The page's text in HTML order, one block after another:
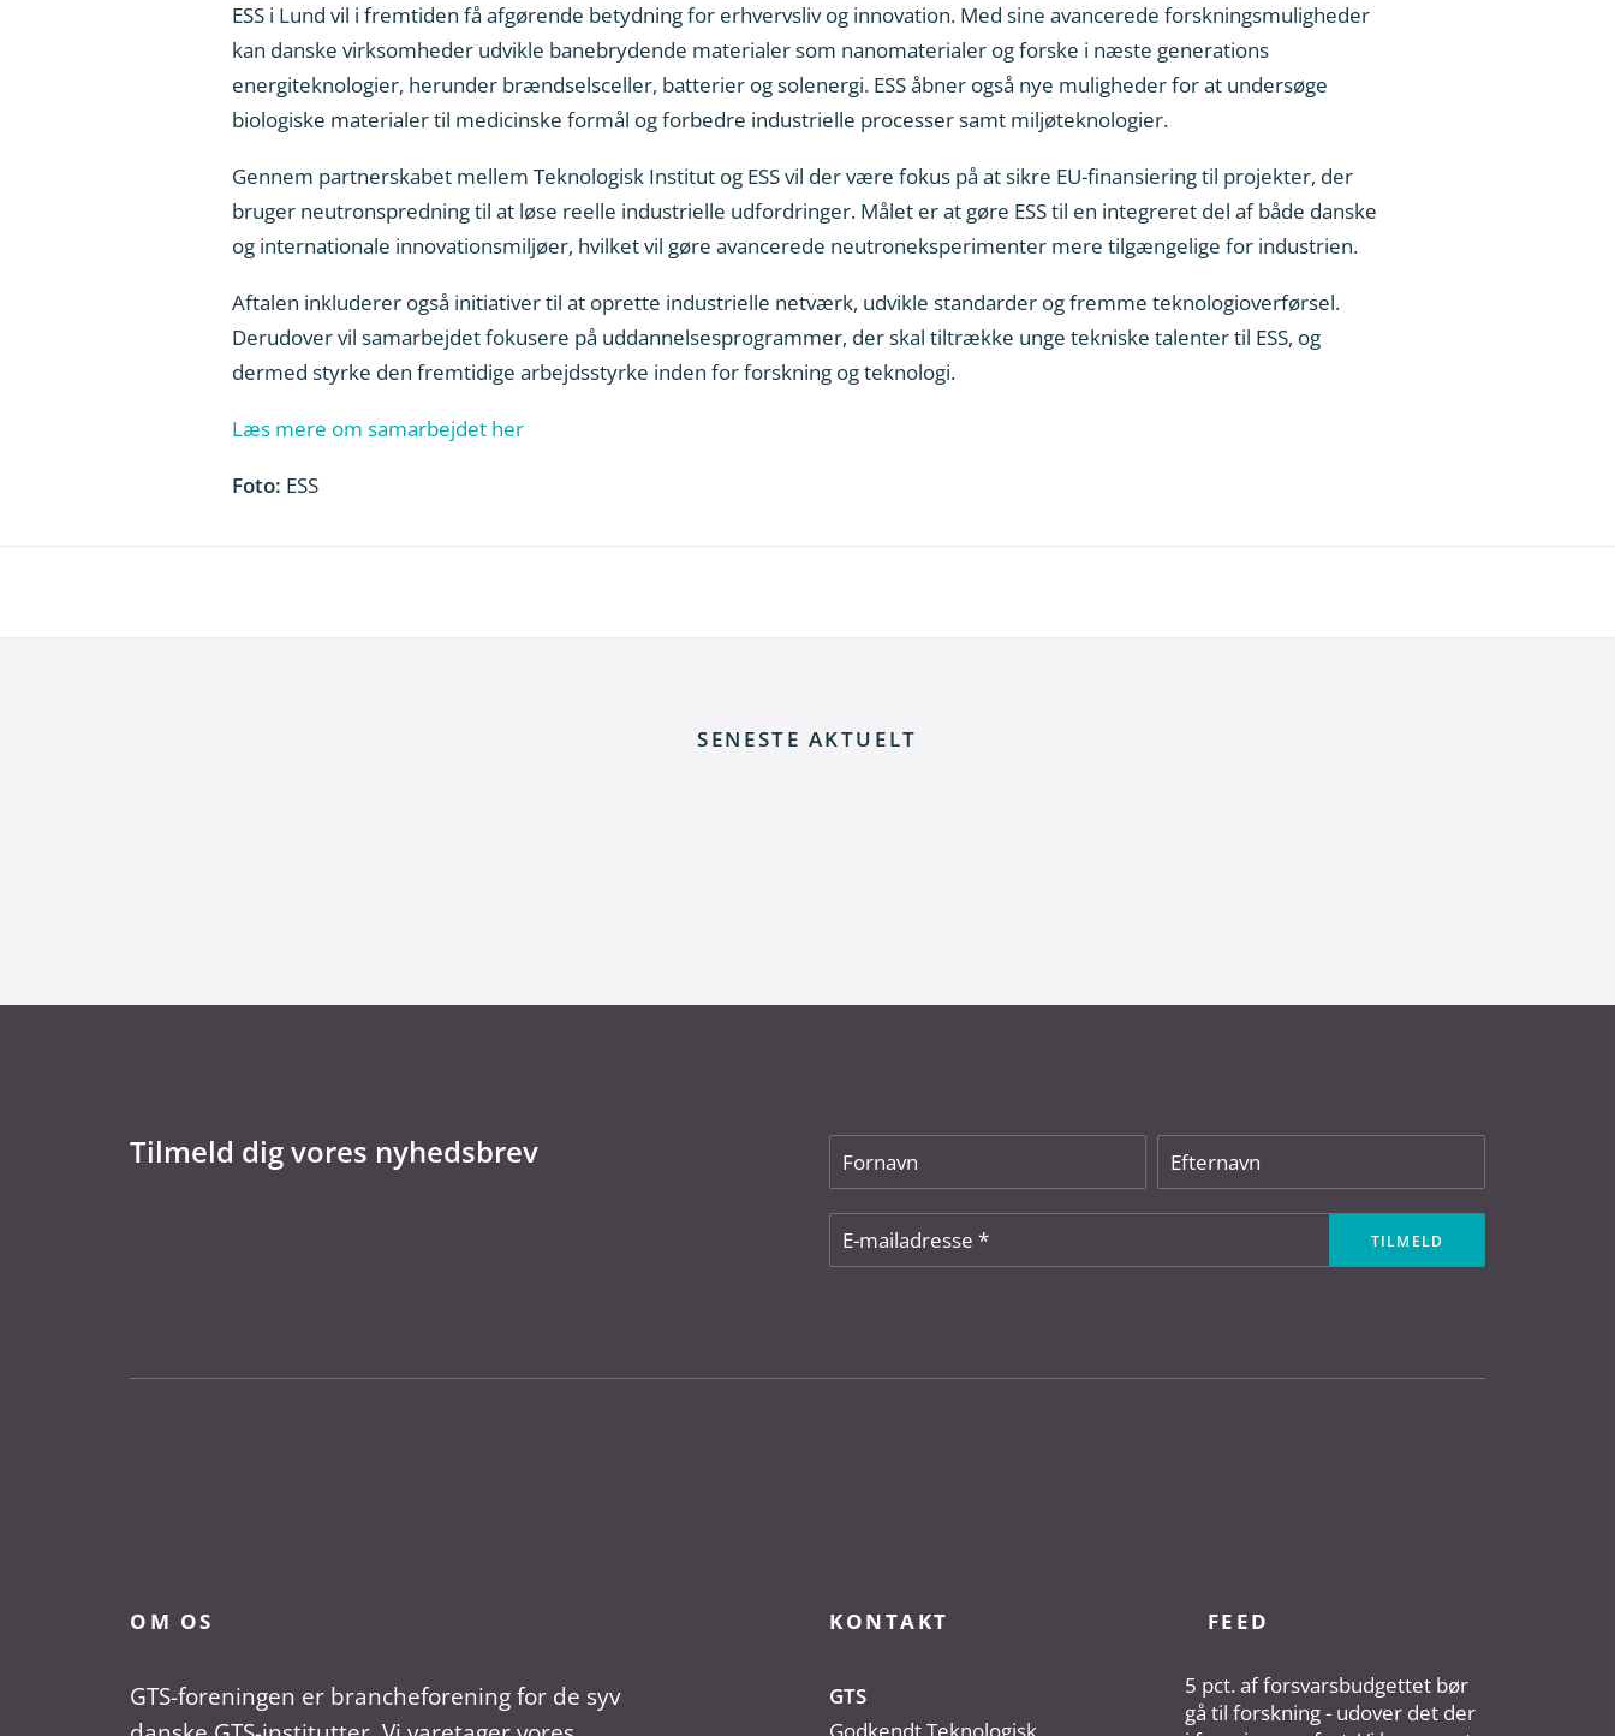
ESS i Lund vil i fremtiden få afgørende betydning for erhvervsliv og innovation. Med sine avancerede forskningsmuligheder
kan danske virksomheder udvikle banebrydende materialer som nanomaterialer og forske i næste generations
energiteknologier, herunder brændselsceller, batterier og solenergi. ESS åbner også nye muligheder for at undersøge
biologiske materialer til medicinske formål og forbedre industrielle processer samt miljøteknologier.
Gennem partnerskabet mellem Teknologisk Institut og ESS vil der være fokus på at sikre EU-finansiering til projekter, der
bruger neutronspredning til at løse reelle industrielle udfordringer. Målet er at gøre ESS til en integreret del af både danske
og internationale innovationsmiljøer, hvilket vil gøre avancerede neutroneksperimenter mere tilgængelige for industrien.
Aftalen inkluderer også initiativer til at oprette industrielle netværk, udvikle standarder og fremme teknologioverførsel.
Derudover vil samarbejdet fokusere på uddannelsesprogrammer, der skal tiltrække unge tekniske talenter til ESS, og
dermed styrke den fremtidige arbejdsstyrke inden for forskning og teknologi.
Læs mere om samarbejdet her
Foto: ESS
SENESTE AKTUELT
Tilmeld dig vores nyhedsbrev
OM OS
GTS-foreningen er brancheforening for de syv
KONTAKT
GTS
FEED
5 pct. af forsvarsbudgettet bør
gå til forskning - udover det der